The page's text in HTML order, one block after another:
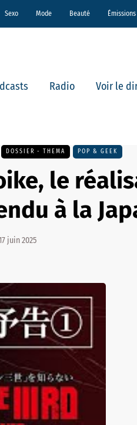
Sexo Mode Beauté Émissions
Radio Voir le
DOSSIER - THEMA POP & GEEK
le
à la
juin 2025